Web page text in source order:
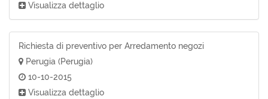
Visualizza dettaglio
Richiesta di preventivo per Arredamento negozi
Perugia (Perugia)
10-10-2015
Visualizza dettaglio